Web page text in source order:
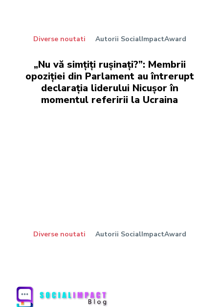
Diverse noutati Autorii SocialImpactAward
„Nu vă simțiți rușinați?”: Membrii
opoziției din Parlament au întrerupt
declarația liderului Nicușor în
momentul referirii la Ucraina
Diverse noutati Autorii SocialImpactAward